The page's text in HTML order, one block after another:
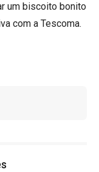
um biscoito bonito
com a Tescoma.